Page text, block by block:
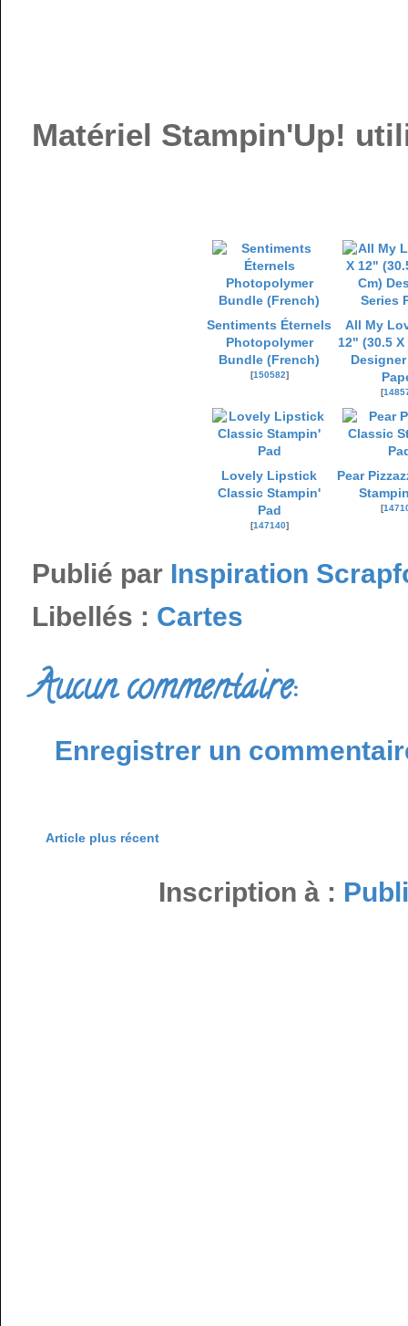
Matériel Stampin'Up!
Sentiments Éternels
Photopolymer
Bundle (French)
[150582]
All My
12" (30.5 X
[
Lovely Lipstick
Classic Stampin'
Pad
[147140]
Pear
[
Publié par Inspiration
Libellés : Cartes
Aucun commentaire:
Enregistrer un
Article plus récent
Inscription à :